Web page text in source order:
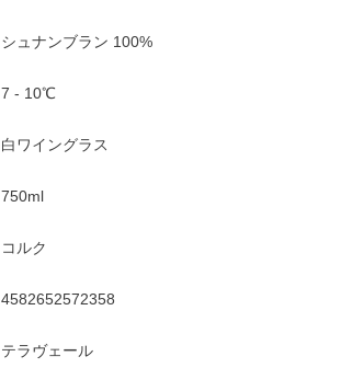
シュナンブラン 100%
7 - 10℃
白ワイングラス
750ml
コルク
4582652572358
テラヴェール